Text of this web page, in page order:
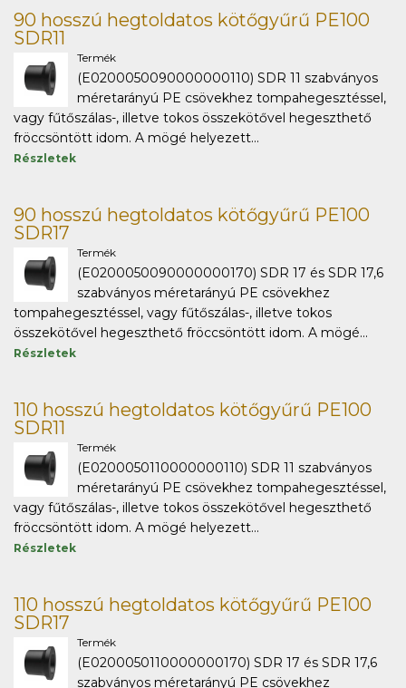
90 hosszú hegtoldatos kötőgyűrű PE100
SDR11
Termék
(E0200050090000000110) SDR 11 szabványos
méretarányú PE csövekhez tompahegesztéssel,
vagy fűtőszálas-, illetve tokos összekötővel hegeszthető
fröccsöntött idom. A mögé helyezett...
Részletek
90 hosszú hegtoldatos kötőgyűrű PE100
SDR17
Termék
(E0200050090000000170) SDR 17 és SDR 17,6
szabványos méretarányú PE csövekhez
tompahegesztéssel, vagy fűtőszálas-, illetve tokos
összekötővel hegeszthető fröccsöntött idom. A mögé...
Részletek
110 hosszú hegtoldatos kötőgyűrű PE100
SDR11
Termék
(E0200050110000000110) SDR 11 szabványos
méretarányú PE csövekhez tompahegesztéssel,
vagy fűtőszálas-, illetve tokos összekötővel hegeszthető
fröccsöntött idom. A mögé helyezett...
Részletek
110 hosszú hegtoldatos kötőgyűrű PE100
SDR17
Termék
(E0200050110000000170) SDR 17 és SDR 17,6
szabványos méretarányú PE csövekhez